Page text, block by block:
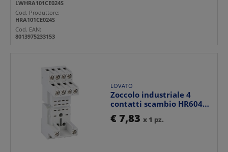
LWHRA101CE024S
Cod. Produttore:
HRA101CE024S
Cod. EAN:
8013975233153
LOVATO
Zoccolo industriale 4
contatti scambio HR604C
montaggio guida DIN...
€ 7,83 x 1 pz.